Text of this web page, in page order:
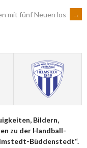
mit fünf Neuen los →
Bildern,
zu der Handball-
Büddenstedt“.